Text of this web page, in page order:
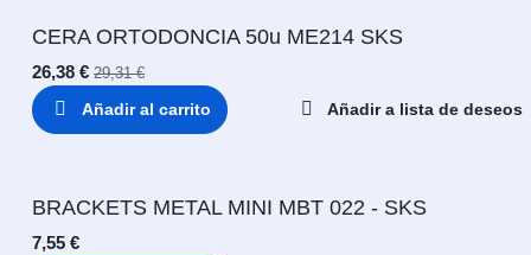
CERA ORTODONCIA 50u ME214 SKS
26,38 € 29,31€
Añadir al carrito Añadir a lista de deseos
BRACKETS METAL MINI MBT 022 - SKS
7,55 €